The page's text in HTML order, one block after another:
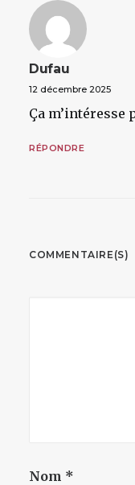
Dufau
12 décembre 2025
Ça
RÉPONDRE
COMMENTAIRE(S)
Nom *